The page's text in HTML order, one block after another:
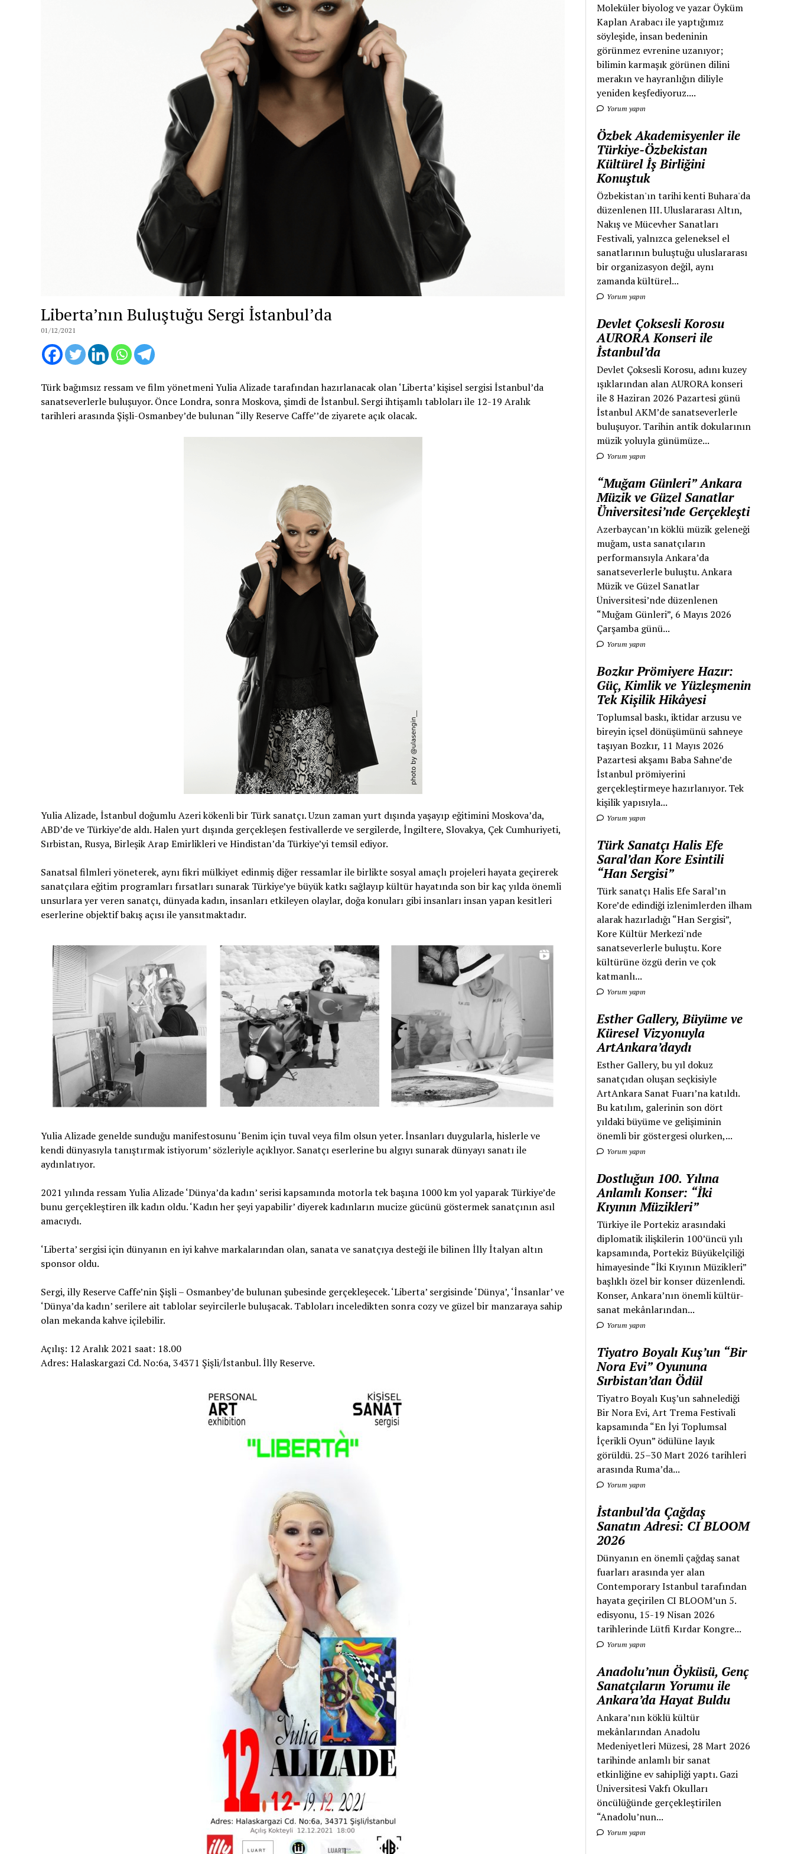
Liberta’nın Buluştuğu Sergi İstanbul’da
01/12/2021
Türk bağımsız ressam ve film yönetmeni Yulia Alizade tarafından hazırlanacak olan ‘Liberta’ kişisel sergisi İstanbul’da
sanatseverlerle buluşuyor. Önce Londra, sonra Moskova, şimdi de İstanbul. Sergi ihtişamlı tabloları ile 12-19 Aralık
tarihleri arasında Şişli-Osmanbey’de bulunan “illy Reserve Caffe’’de ziyarete açık olacak.
Yulia Alizade, İstanbul doğumlu Azeri kökenli bir Türk sanatçı. Uzun zaman yurt dışında yaşayıp eğitimini Moskova’da,
ABD’de ve Türkiye’de aldı. Halen yurt dışında gerçekleşen festivallerde ve sergilerde, İngiltere, Slovakya, Çek Cumhuriyeti,
Sırbistan, Rusya, Birleşik Arap Emirlikleri ve Hindistan’da Türkiye’yi temsil ediyor.
Sanatsal filmleri yöneterek, aynı fikri mülkiyet edinmiş diğer ressamlar ile birlikte sosyal amaçlı projeleri hayata geçirerek
sanatçılara eğitim programları fırsatları sunarak Türkiye’ye büyük katkı sağlayıp kültür hayatında son bir kaç yılda önemli
unsurlara yer veren sanatçı, dünyada kadın, insanları etkileyen olaylar, doğa konuları gibi insanları insan yapan kesitleri
eserlerine objektif bakış açısı ile yansıtmaktadır.
Yulia Alizade genelde sunduğu manifestosunu ‘Benim için tuval veya film olsun yeter. İnsanları duygularla, hislerle ve
kendi dünyasıyla tanıştırmak istiyorum’ sözleriyle açıklıyor. Sanatçı eserlerine bu algıyı sunarak dünyayı sanatı ile
aydınlatıyor.
2021 yılında ressam Yulia Alizade ‘Dünya’da kadın’ serisi kapsamında motorla tek başına 1000 km yol yaparak Türkiye’de
bunu gerçekleştiren ilk kadın oldu. ‘Kadın her şeyi yapabilir’ diyerek kadınların mucize gücünü göstermek sanatçının asıl
amacıydı.
‘Liberta’ sergisi için dünyanın en iyi kahve markalarından olan, sanata ve sanatçıya desteği ile bilinen İlly İtalyan altın
sponsor oldu.
Sergi, illy Reserve Caffe’nin Şişli – Osmanbey’de bulunan şubesinde gerçekleşecek. ‘Liberta’ sergisinde ‘Dünya’, ‘İnsanlar’ ve
‘Dünya’da kadın’ serilere ait tablolar seyircilerle buluşacak. Tabloları inceledikten sonra cozy ve güzel bir manzaraya sahip
olan mekanda kahve içilebilir.
Açılış: 12 Aralık 2021 saat: 18.00
Adres: Halaskargazi Cd. No:6a, 34371 Şişli/İstanbul. İlly Reserve.
Moleküler biyolog ve yazar Öyküm
Kaplan Arabacı ile yaptığımız
söyleşide, insan bedeninin
görünmez evrenine uzanıyor;
bilimin karmaşık görünen dilini
merakın ve hayranlığın diliyle
yeniden keşfediyoruz....
Yorum yapın
Özbek Akademisyenler ile
Türkiye-Özbekistan
Kültürel İş Birliğini
Konuştuk
Özbekistan'ın tarihi kenti Buhara'da
düzenlenen III. Uluslararası Altın,
Nakış ve Mücevher Sanatları
Festivali, yalnızca geleneksel el
sanatlarının buluştuğu uluslararası
bir organizasyon değil, aynı
zamanda kültürel...
Yorum yapın
Devlet Çoksesli Korosu
AURORA Konseri ile
İstanbul’da
Devlet Çoksesli Korosu, adını kuzey
ışıklarından alan AURORA konseri
ile 8 Haziran 2026 Pazartesi günü
İstanbul AKM’de sanatseverlerle
buluşuyor. Tarihin antik dokularının
müzik yoluyla günümüze...
Yorum yapın
“Muğam Günleri” Ankara
Müzik ve Güzel Sanatlar
Üniversitesi’nde Gerçekleşti
Azerbaycan’ın köklü müzik geleneği
muğam, usta sanatçıların
performansıyla Ankara’da
sanatseverlerle buluştu. Ankara
Müzik ve Güzel Sanatlar
Üniversitesi’nde düzenlenen
“Muğam Günleri”, 6 Mayıs 2026
Çarşamba günü...
Yorum yapın
Bozkır Prömiyere Hazır:
Güç, Kimlik ve Yüzleşmenin
Tek Kişilik Hikâyesi
Toplumsal baskı, iktidar arzusu ve
bireyin içsel dönüşümünü sahneye
taşıyan Bozkır, 11 Mayıs 2026
Pazartesi akşamı Baba Sahne’de
İstanbul prömiyerini
gerçekleştirmeye hazırlanıyor. Tek
kişilik yapısıyla...
Yorum yapın
Türk Sanatçı Halis Efe
Saral’dan Kore Esintili
“Han Sergisi”
Türk sanatçı Halis Efe Saral’ın
Kore’de edindiği izlenimlerden ilham
alarak hazırladığı “Han Sergisi”,
Kore Kültür Merkezi'nde
sanatseverlerle buluştu. Kore
kültürüne özgü derin ve çok
katmanlı...
Yorum yapın
Esther Gallery, Büyüme ve
Küresel Vizyonuyla
ArtAnkara’daydı
Esther Gallery, bu yıl dokuz
sanatçıdan oluşan seçkisiyle
ArtAnkara Sanat Fuarı’na katıldı.
Bu katılım, galerinin son dört
yıldaki büyüme ve gelişiminin
önemli bir göstergesi olurken,...
Yorum yapın
Dostluğun 100. Yılına
Anlamlı Konser: “İki
Kıyının Müzikleri”
Türkiye ile Portekiz arasındaki
diplomatik ilişkilerin 100’üncü yılı
kapsamında, Portekiz Büyükelçiliği
himayesinde “İki Kıyının Müzikleri”
başlıklı özel bir konser düzenlendi.
Konser, Ankara’nın önemli kültür-
sanat mekânlarından...
Yorum yapın
Tiyatro Boyalı Kuş’un “Bir
Nora Evi” Oyununa
Sırbistan’dan Ödül
Tiyatro Boyalı Kuş’un sahnelediği
Bir Nora Evi, Art Trema Festivali
kapsamında “En İyi Toplumsal
İçerikli Oyun” ödülüne layık
görüldü. 25–30 Mart 2026 tarihleri
arasında Ruma’da...
Yorum yapın
İstanbul’da Çağdaş
Sanatın Adresi: CI BLOOM
2026
Dünyanın en önemli çağdaş sanat
fuarları arasında yer alan
Contemporary Istanbul tarafından
hayata geçirilen CI BLOOM’un 5.
edisyonu, 15-19 Nisan 2026
tarihlerinde Lütfi Kırdar Kongre...
Yorum yapın
Anadolu’nun Öyküsü, Genç
Sanatçıların Yorumu ile
Ankara’da Hayat Buldu
Ankara’nın köklü kültür
mekânlarından Anadolu
Medeniyetleri Müzesi, 28 Mart 2026
tarihinde anlamlı bir sanat
etkinliğine ev sahipliği yaptı. Gazi
Üniversitesi Vakfı Okulları
öncülüğünde gerçekleştirilen
“Anadolu’nun...
Yorum yapın